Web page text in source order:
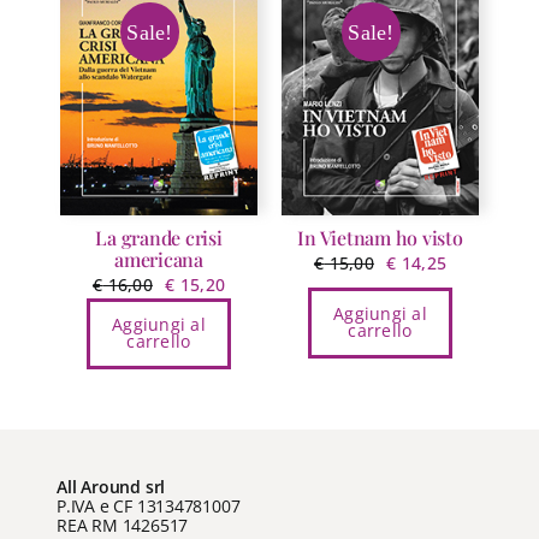
Sale!
La grande crisi
americana
€16,00 Il
prezzo
originale
era:
€ 15,20Il
prezzo
è:
Aggiungi al
carrello
Sale!
In Vietnam ho visto
€15,00 Il
prezzo
originale
era:
€ 14,25Il
prezzo
Aggiungi al
carrello
All Around srl
P.IVA e CF 13134781007
REA RM 1426517